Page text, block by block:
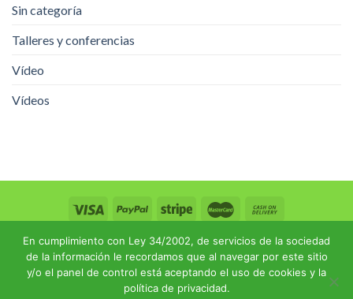
Sin categoría
Talleres y conferencias
Vídeo
Vídeos
COLABORA AVISO LEGAL
POLÍTICA DE PRIVACIDAD
POLÍTICA DE COOKIES
© 2026 ASPASI Web. Todos los derechos reservados.
En cumplimiento con Ley 34/2002, de servicios de la sociedad
de la información le recordamos que al navegar por este sitio
y/o el panel de control está aceptando el uso de cookies y la
política de privacidad.